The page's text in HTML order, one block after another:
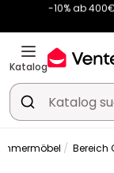
Kauf-unique wird
-10% ab
Katalog
Bereich